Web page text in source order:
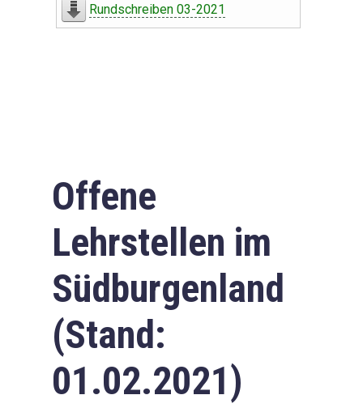
Rundschreiben 03-2021
Offene
Lehrstellen im
Südburgenland
(Stand:
01.02.2021)